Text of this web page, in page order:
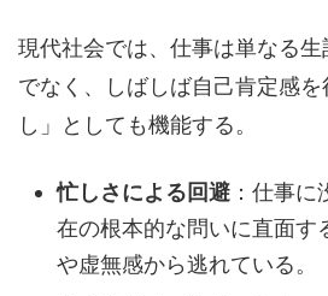
現代社会では、仕事は単なる
でなく、しばしば自己肯定感
し」としても機能する。
忙しさによる回避 ：仕事
在の根本的な問いに直面す
や虚無感から逃れている。